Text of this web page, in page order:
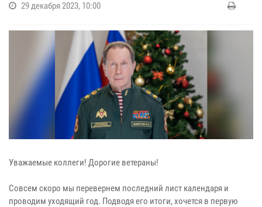
29 декабря 2023, 10:00
Уважаемые коллеги! Дорогие ветераны!
Совсем скоро мы перевернем последний лист календаря и
проводим уходящий год. Подводя его итоги, хочется в первую